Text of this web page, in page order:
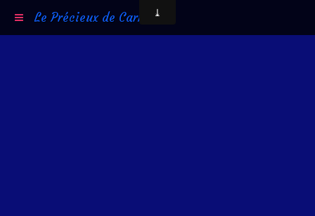
Le Précieux de Carni